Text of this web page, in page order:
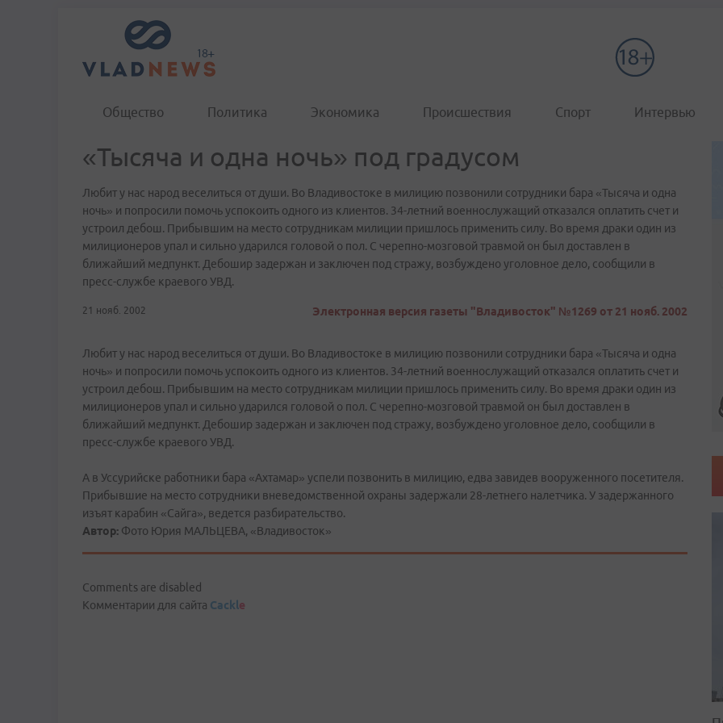
Общество Политика Экономика Происшествия Спорт Интервью
«Тысяча и одна ночь» под градусом
Любит у нас народ веселиться от души. Во Владивостоке в милицию позвонили сотрудники бара «Тысяча и одна
ночь» и попросили помочь успокоить одного из клиентов. 34-летний военнослужащий отказался оплатить счет и
устроил дебош. Прибывшим на место сотрудникам милиции пришлось применить силу. Во время драки один из
милиционеров упал и сильно ударился головой о пол. С черепно-мозговой травмой он был доставлен в
ближайший медпункт. Дебошир задержан и заключен под стражу, возбуждено уголовное дело, сообщили в
пресс-службе краевого УВД.
21 нояб. 2002 Электронная версия газеты "Владивосток" №1269 от 21 нояб. 2002
Любит у нас народ веселиться от души. Во Владивостоке в милицию позвонили сотрудники бара «Тысяча и одна
ночь» и попросили помочь успокоить одного из клиентов. 34-летний военнослужащий отказался оплатить счет и
устроил дебош. Прибывшим на место сотрудникам милиции пришлось применить силу. Во время драки один из
милиционеров упал и сильно ударился головой о пол. С черепно-мозговой травмой он был доставлен в
ближайший медпункт. Дебошир задержан и заключен под стражу, возбуждено уголовное дело, сообщили в
пресс-службе краевого УВД.
А в Уссурийске работники бара «Ахтамар» успели позвонить в милицию, едва завидев вооруженного посетителя.
Прибывшие на место сотрудники вневедомственной охраны задержали 28-летнего налетчика. У задержанного
изъят карабин «Сайга», ведется разбирательство.
Автор: Фото Юрия МАЛЬЦЕВА, «Владивосток»
Comments are disabled
Комментарии для сайта Cackle